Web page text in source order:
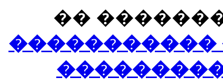
��
�����������
����������